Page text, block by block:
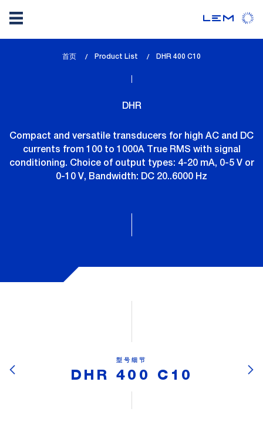
首页 Product List
lem_current_page
DHR 400 C10
DHR
Compact and versatile transducers for high AC and DC
currents from 100 to 1000A True RMS with signal
conditioning. Choice of output types: 4-20 mA, 0-5 V or
0-10 V, Bandwidth: DC 20..6000 Hz
型号细节
DHR 400 C10